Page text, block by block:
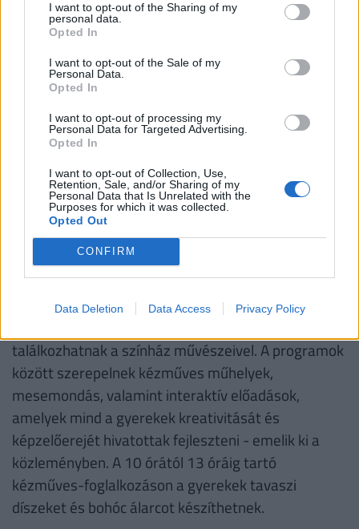
I want to opt-out of the Sharing of my
personal data.
Opted In
I want to opt-out of the Sale of my
Personal Data.
Opted In
I want to opt-out of processing my
Personal Data for Targeted Advertising.
Opted In
I want to opt-out of Collection, Use,
Retention, Sale, and/or Sharing of my
Personal Data that Is Unrelated with the
Purposes for which it was collected.
Opted Out
CONFIRM
Data Deletion Data Access Privacy Policy
Vasárnap ismét a gyerekeké lesz a főszerep a
Nemzeti Színházban: a Gyermeknapi Kölyöknap
elnevezésű, ingyenesen látogatható rendezvény
színházi élményekkel és játékos foglalkozásokkal
várja a családokat. A Nemzeti Színház vasárnap 10
és 13 óra között rendezi meg az eseményt,
megismerkedhessenek a színház világával,
miközben szórakoztató és interaktív programokon
vehetnek részt - olvasható a teátrum
közleményében.
Mint írják, a Kölyöknapon a gyerekek és szüleik
betekintést nyerhetnek a kulisszák mögé, részt
találkozhatnak a színház művészeivel. A programok
között szerepelnek kézműves műhelyek,
mesemondás, valamint interaktív előadások,
amelyek mind a gyerekek kreativitását és
képzelőerejét hivatottak fejleszteni - emelik ki a
közleményben. A 10 órától 13 óráig tartó
kézműves-foglalkozáson a gyerekek tavaszi
díszeket és bohóc álarcot készíthetnek.